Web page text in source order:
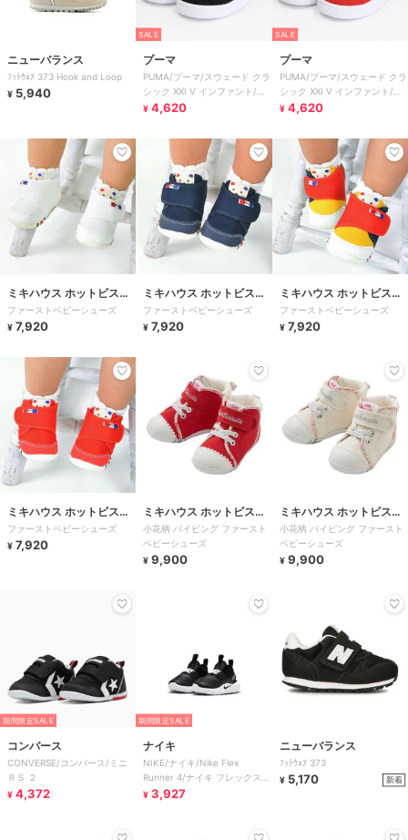
ニューバランス
ﾌｯﾄｳｪｱ 373 Hook and Loop
¥ 5,940
SALE
プーマ
PUMA/プーマ/スウェード クラ
シック XXI V インファント/ベ
ビー
¥ 4,620
SALE
プーマ
PUMA/プーマ/スウェード クラ
シック XXI V インファント/ベ
ビー
¥ 4,620
ミキハウス ホットビスケ
ッツ
ファーストベビーシューズ
¥ 7,920
ミキハウス ホットビスケ
ッツ
ファーストベビーシューズ
¥ 7,920
ミキハウス ホットビスケ
ッツ
ファーストベビーシューズ
¥ 7,920
ミキハウス ホットビスケ
ッツ
ファーストベビーシューズ
¥ 7,920
ミキハウス ホットビスケ
ッツ
小花柄 パイピング ファースト
ベビーシューズ
¥ 9,900
ミキハウス ホットビスケ
ッツ
小花柄 パイピング ファースト
ベビーシューズ
¥ 9,900
期間限定SALE
コンバース
CONVERSE/コンバース/ミニ
ＲＳ ２
¥ 4,372
期間限定SALE
ナイキ
NIKE/ナイキ/Nike Flex
Runner 4/ナイキ フレックス
ランナー 4
¥ 3,927
ニューバランス
ﾌｯﾄｳｪｱ 373
¥ 5,170 新着